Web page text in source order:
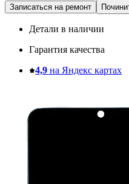
Записаться на ремонт
Детали в наличии
Гарантия качества
4,9 на Яндекс картах